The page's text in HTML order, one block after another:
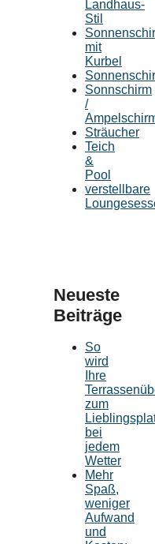
Landhaus-
Stil
mit
Kurbel
Sonnschirm
/
Sträucher
Teich
&
Pool
verstellbare
Neueste
Beiträge
So
wird
Ihre
zum
bei
jedem
Wetter
Mehr
Spaß,
weniger
Aufwand
und